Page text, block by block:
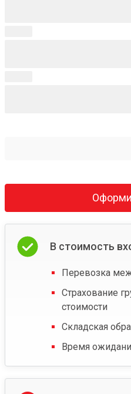
В стоимость
Перевозка
Страхование
стоимости
Складская
Время